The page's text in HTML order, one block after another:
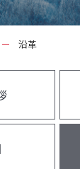
沿革